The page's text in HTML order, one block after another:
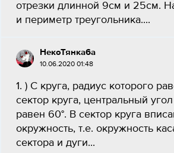
отрезки длинной 9см и 25см.
и периметр треугольника....
НекоТянка6a
10.06.2020 01:48
1. ) С круга, радиус которого
сектор круга, центральный
равен 60°. В сектор круга
окружность, т.е. окружность
сектора и дуги...